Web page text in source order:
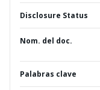
Disclosure Status
Nom. del doc.
Palabras clave